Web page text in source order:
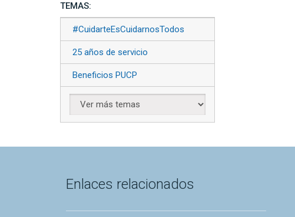
TEMAS:
#CuidarteEsCuidarnosTodos
25 años de servicio
Beneficios PUCP
Enlaces relacionados